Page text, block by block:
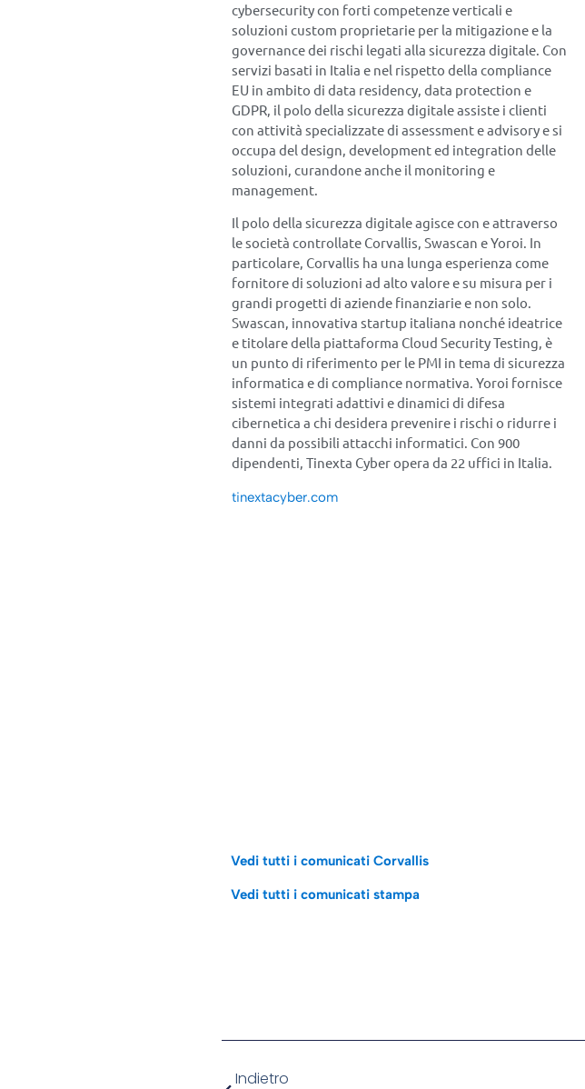
cybersecurity con forti competenze verticali e
soluzioni custom proprietarie per la mitigazione e la
governance dei rischi legati alla sicurezza digitale. Con
servizi basati in Italia e nel rispetto della compliance
EU in ambito di data residency, data protection e
GDPR, il polo della sicurezza digitale assiste i clienti
con attività specializzate di assessment e advisory e si
occupa del design, development ed integration delle
soluzioni, curandone anche il monitoring e
management.
Il polo della sicurezza digitale agisce con e attraverso
le società controllate Corvallis, Swascan e Yoroi. In
particolare, Corvallis ha una lunga esperienza come
fornitore di soluzioni ad alto valore e su misura per i
grandi progetti di aziende finanziarie e non solo.
Swascan, innovativa startup italiana nonché ideatrice
e titolare della piattaforma Cloud Security Testing, è
un punto di riferimento per le PMI in tema di sicurezza
informatica e di compliance normativa. Yoroi fornisce
sistemi integrati adattivi e dinamici di difesa
cibernetica a chi desidera prevenire i rischi o ridurre i
danni da possibili attacchi informatici. Con 900
dipendenti, Tinexta Cyber opera da 22 uffici in Italia.
tinextacyber.com
Vedi tutti i comunicati Corvallis
Vedi tutti i comunicati stampa
Indietro